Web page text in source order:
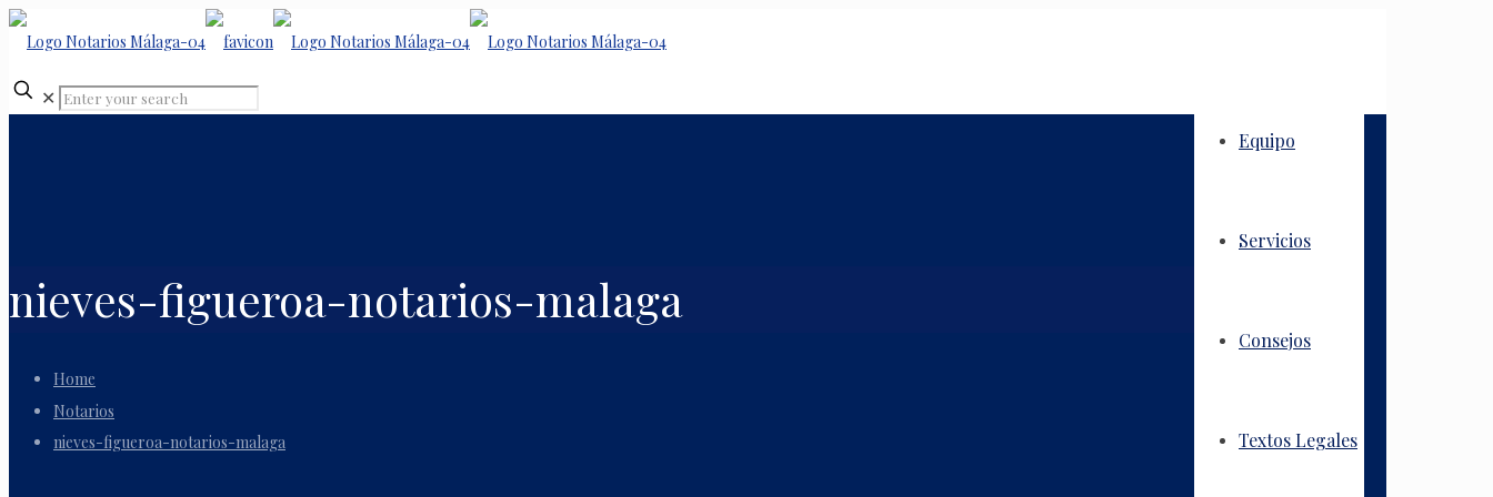
Equipo
Servicios
Consejos
Textos Legales
✕
nieves-figueroa-notarios-malaga
Home
Notarios
nieves-figueroa-notarios-malaga